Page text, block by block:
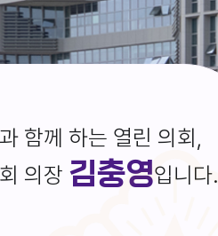
함께 하는 열린 의회,
의장 김충영입니다.